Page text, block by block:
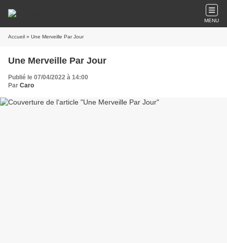
MENU
Accueil » Une Merveille Par Jour
Une Merveille Par Jour
Publié le 07/04/2022 à 14:00
Par Caro